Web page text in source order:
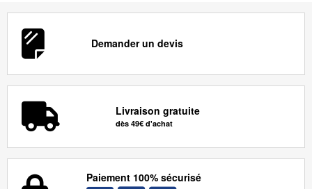
Demander un devis
Livraison gratuite
dès 49€ d'achat
Paiement 100% sécurisé